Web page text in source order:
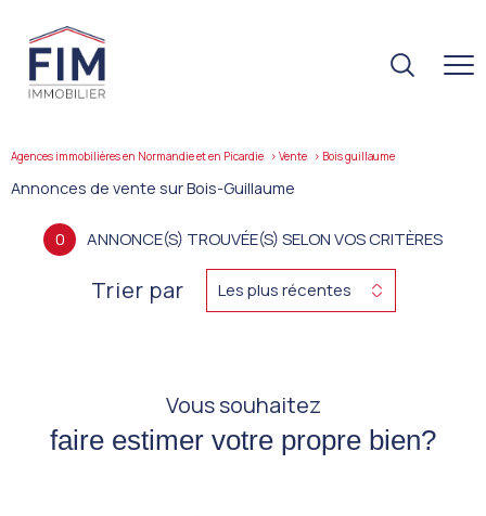
Agences immobilières en Normandie et en Picardie Vente bois guillaume
Annonces de vente sur Bois-Guillaume
0 ANNONCE(S) TROUVÉE(S) SELON VOS CRITÈRES
Trier par Les plus récentes
Vous souhaitez
faire estimer votre propre bien?